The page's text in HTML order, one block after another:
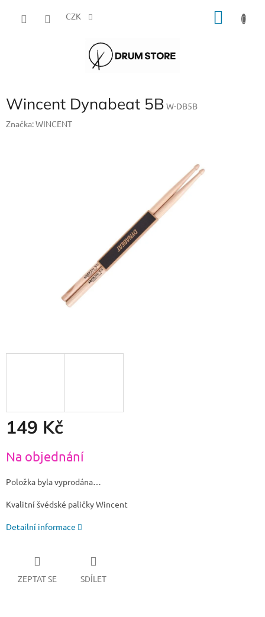
CZK
Wincent Dynabeat 5B W-DB5B
Značka:WINCENT
149 Kč
cena:
Na objednání
Položka byla vyprodána…
Kvalitní švédské paličky Wincent
Detailní informace
ZEPTAT SE SDÍLET